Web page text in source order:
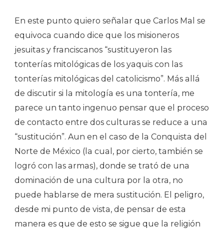
En este punto quiero señalar que Carlos Mal se
equivoca cuando dice que los misioneros
jesuitas y franciscanos “sustituyeron las
tonterías mitológicas de los yaquis con las
tonterías mitológicas del catolicismo”. Más allá
de discutir si la mitología es una tontería, me
parece un tanto ingenuo pensar que el proceso
de contacto entre dos culturas se reduce a una
“sustitución”. Aun en el caso de la Conquista del
Norte de México (la cual, por cierto, también se
logró con las armas), donde se trató de una
dominación de una cultura por la otra, no
puede hablarse de mera sustitución. El peligro,
desde mi punto de vista, de pensar de esta
manera es que de esto se sigue que la religión